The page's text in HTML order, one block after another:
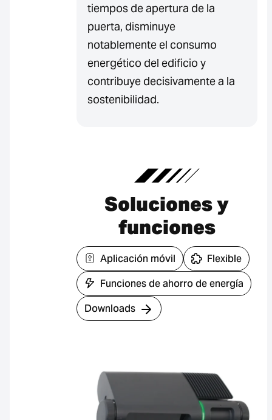
tiempos de apertura de la
puerta, disminuye
notablemente el consumo
energético del edificio y
contribuye decisivamente a la
sostenibilidad.
Soluciones y
funciones
Aplicación móvil
Flexible
Funciones de ahorro de energía
Downloads